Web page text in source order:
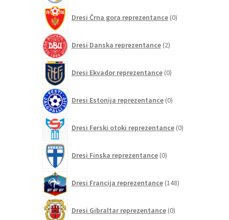
Dresi Črna gora reprezentance 0izdelkov
Dresi Danska reprezentance 2izdelka
Dresi Ekvador reprezentance 0izdelkov
Dresi Estonija reprezentance 0izdelkov
Dresi Ferski otoki reprezentance 0izdelkov
Dresi Finska reprezentance 0izdelkov
Dresi Francija reprezentance 148izdelkov
Dresi Gibraltar reprezentance 0izdelkov